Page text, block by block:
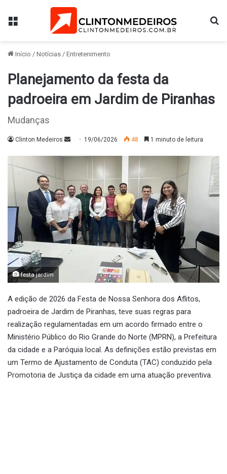
Menu
Início / Notícias / Entretenimento
Planejamento da festa da
padroeira em Jardim de Piranhas
Mudanças
Clinton Medeiros
Mande19/06/2026 48 1 minuto de leitura
festa jardim
A edição de 2026 da Festa de Nossa Senhora dos Aflitos,
padroeira de Jardim de Piranhas, teve suas regras para
realização regulamentadas em um acordo firmado entre o
Ministério Público do Rio Grande do Norte (MPRN), a Prefeitura
da cidade e a Paróquia local. As definições estão previstas em
um Termo de Ajustamento de Conduta (TAC) conduzido pela
Promotoria de Justiça da cidade em uma atuação preventiva.